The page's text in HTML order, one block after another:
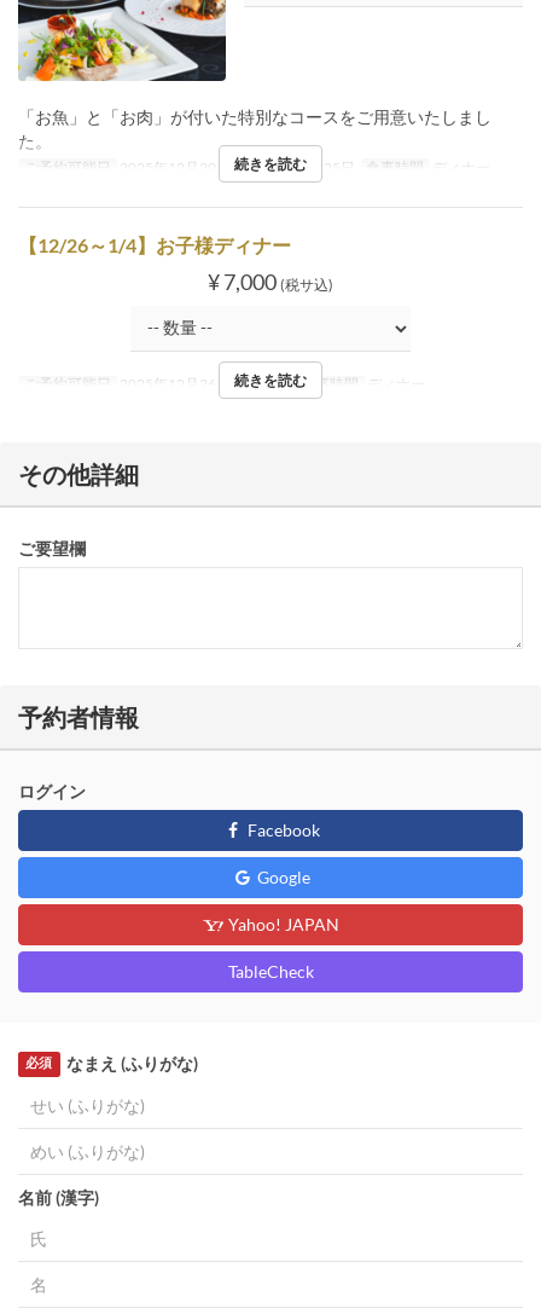
「お魚」と「お肉」が付いた特別なコースをご用意いたしまし
た。
ご予約可能日 2025年12月20日 ~ 2025年12月25日 食事時間 ディナー
続きを読む
【12/26～1/4】お子様ディナー
¥ 7,000 (税サ込)
ご予約可能日 2025年12月26日 ~ 1月4日 食事時間 ディナー
続きを読む
その他詳細
ご要望欄
予約者情報
ログイン
Facebook
Google
Yahoo! JAPAN
TableCheck
なまえ (ふりがな)
必須
名前 (漢字)